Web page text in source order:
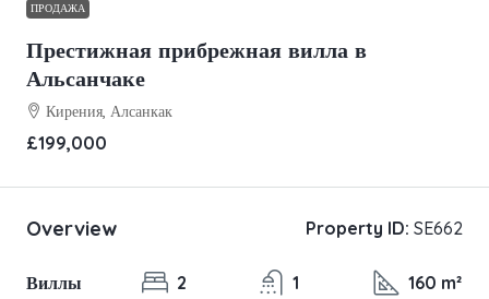
ПРОДАЖА
Престижная прибрежная вилла в
Альсанчаке
Кирения, Алсанкак
£199,000
Overview Property ID: SE662
Виллы
2
1
160 m²